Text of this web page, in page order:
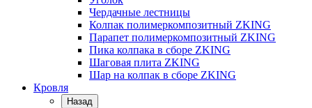
Чердачные лестницы
Колпак полимеркомпозитный ZKING
Парапет полимеркомпозитный ZKING
Пика колпака в сборе ZKING
Шаговая плита ZKING
Шар на колпак в сборе ZKING
Кровля
Назад